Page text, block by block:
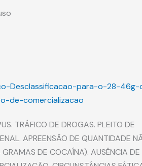
Desclassificacao-para-o-28-
de-comercializacao
TRÁFICO DE DROGAS. PLEITO DE
APREENSÃO DE QUANTIDADE
DE COCAÍNA). AUSÊNCIA DE